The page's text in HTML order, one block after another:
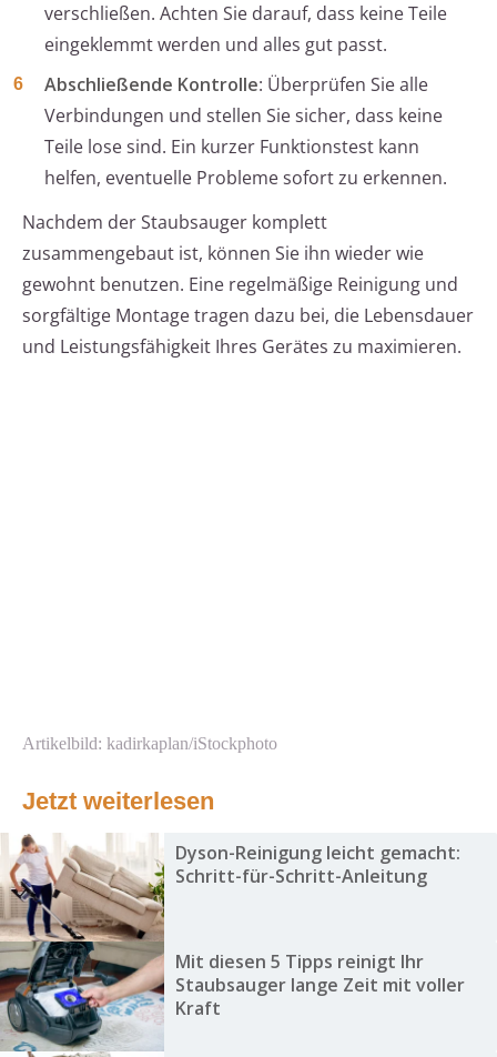
verschließen. Achten Sie darauf, dass keine Teile
eingeklemmt werden und alles gut passt.
Abschließende Kontrolle: Überprüfen Sie alle
Verbindungen und stellen Sie sicher, dass keine
Teile lose sind. Ein kurzer Funktionstest kann
helfen, eventuelle Probleme sofort zu erkennen.
Nachdem der Staubsauger komplett
zusammengebaut ist, können Sie ihn wieder wie
gewohnt benutzen. Eine regelmäßige Reinigung und
sorgfältige Montage tragen dazu bei, die Lebensdauer
und Leistungsfähigkeit Ihres Gerätes zu maximieren.
Artikelbild: kadirkaplan/iStockphoto
Jetzt weiterlesen
Dyson-Reinigung leicht gemacht:
Schritt-für-Schritt-Anleitung
Mit diesen 5 Tipps reinigt Ihr
Staubsauger lange Zeit mit voller
Kraft